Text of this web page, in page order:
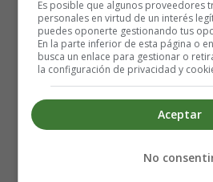
Detalles
Estefanía
Categoría:Legumbres
Es posible que algunos proveedores
personales en virtud de un interés
puedes oponerte gestionando tus
En la parte inferior de esta página o
busca un enlace para gestionar o
la configuración de privacidad y
Aceptar
No